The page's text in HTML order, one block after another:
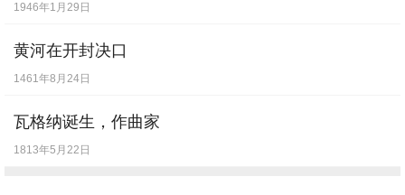
1946年1月29日
黄河在开封决口
1461年8月24日
瓦格纳诞生，作曲家
1813年5月22日